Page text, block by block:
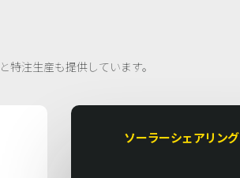
注生産も提供しています。
ソーラーシェアリング